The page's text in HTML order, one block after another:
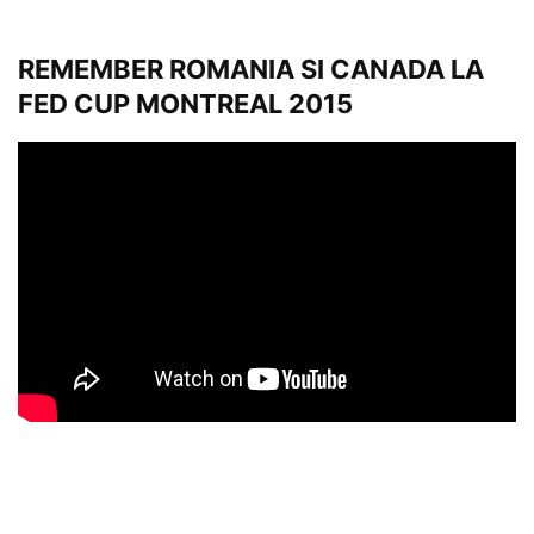
REMEMBER ROMANIA SI CANADA LA
FED CUP MONTREAL 2015